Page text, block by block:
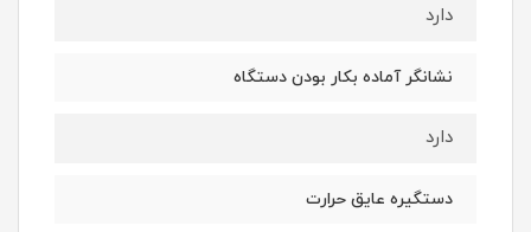
دارد
نشانگر آماده بکار بودن دستگاه
دارد
دستگیره عایق حرارت